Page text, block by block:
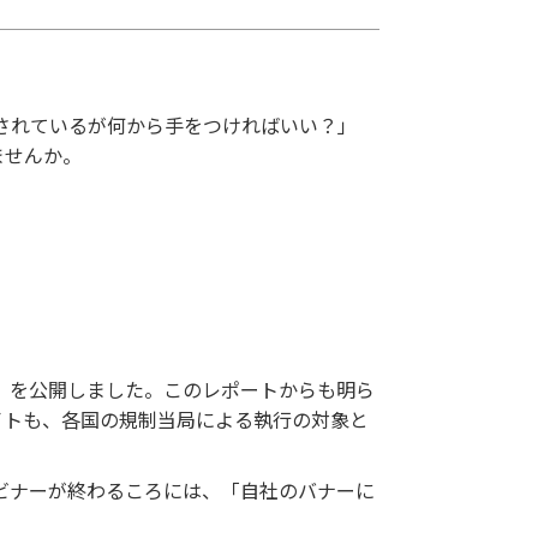
ているが何から手をつければいい？」
んか。
公開しました。このレポートからも明ら
も、各国の規制当局による執行の対象と
ーが終わるころには、「自社のバナーに